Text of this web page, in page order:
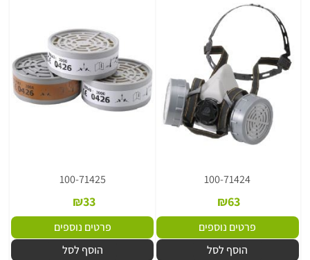
100-71424
₪63
פרטים נוספים
הוסף לסל
100-71425
₪33
פרטים נוספים
הוסף לסל